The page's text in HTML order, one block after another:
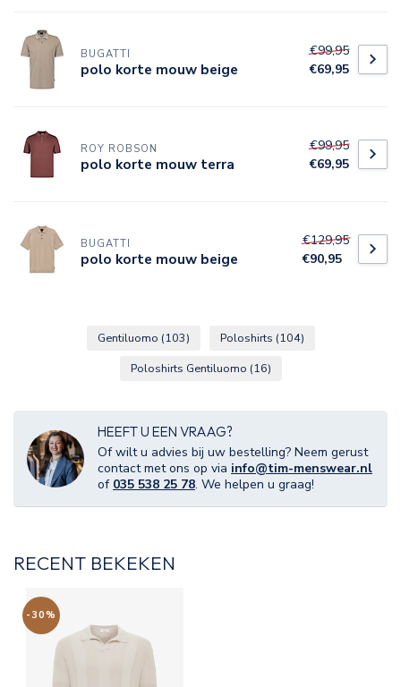
BUGATTI
polo korte mouw beige
€99,95
€69,95
ROY ROBSON
polo korte mouw terra
€99,95
€69,95
BUGATTI
polo korte mouw beige
€129,95
€90,95
Gentiluomo (103) Poloshirts (104)
Poloshirts Gentiluomo (16)
HEEFT U EEN VRAAG?
Of wilt u advies bij uw bestelling? Neem gerust
contact met ons op via info@tim-menswear.nl
of 035 538 25 78. We helpen u graag!
RECENT BEKEKEN
-30%